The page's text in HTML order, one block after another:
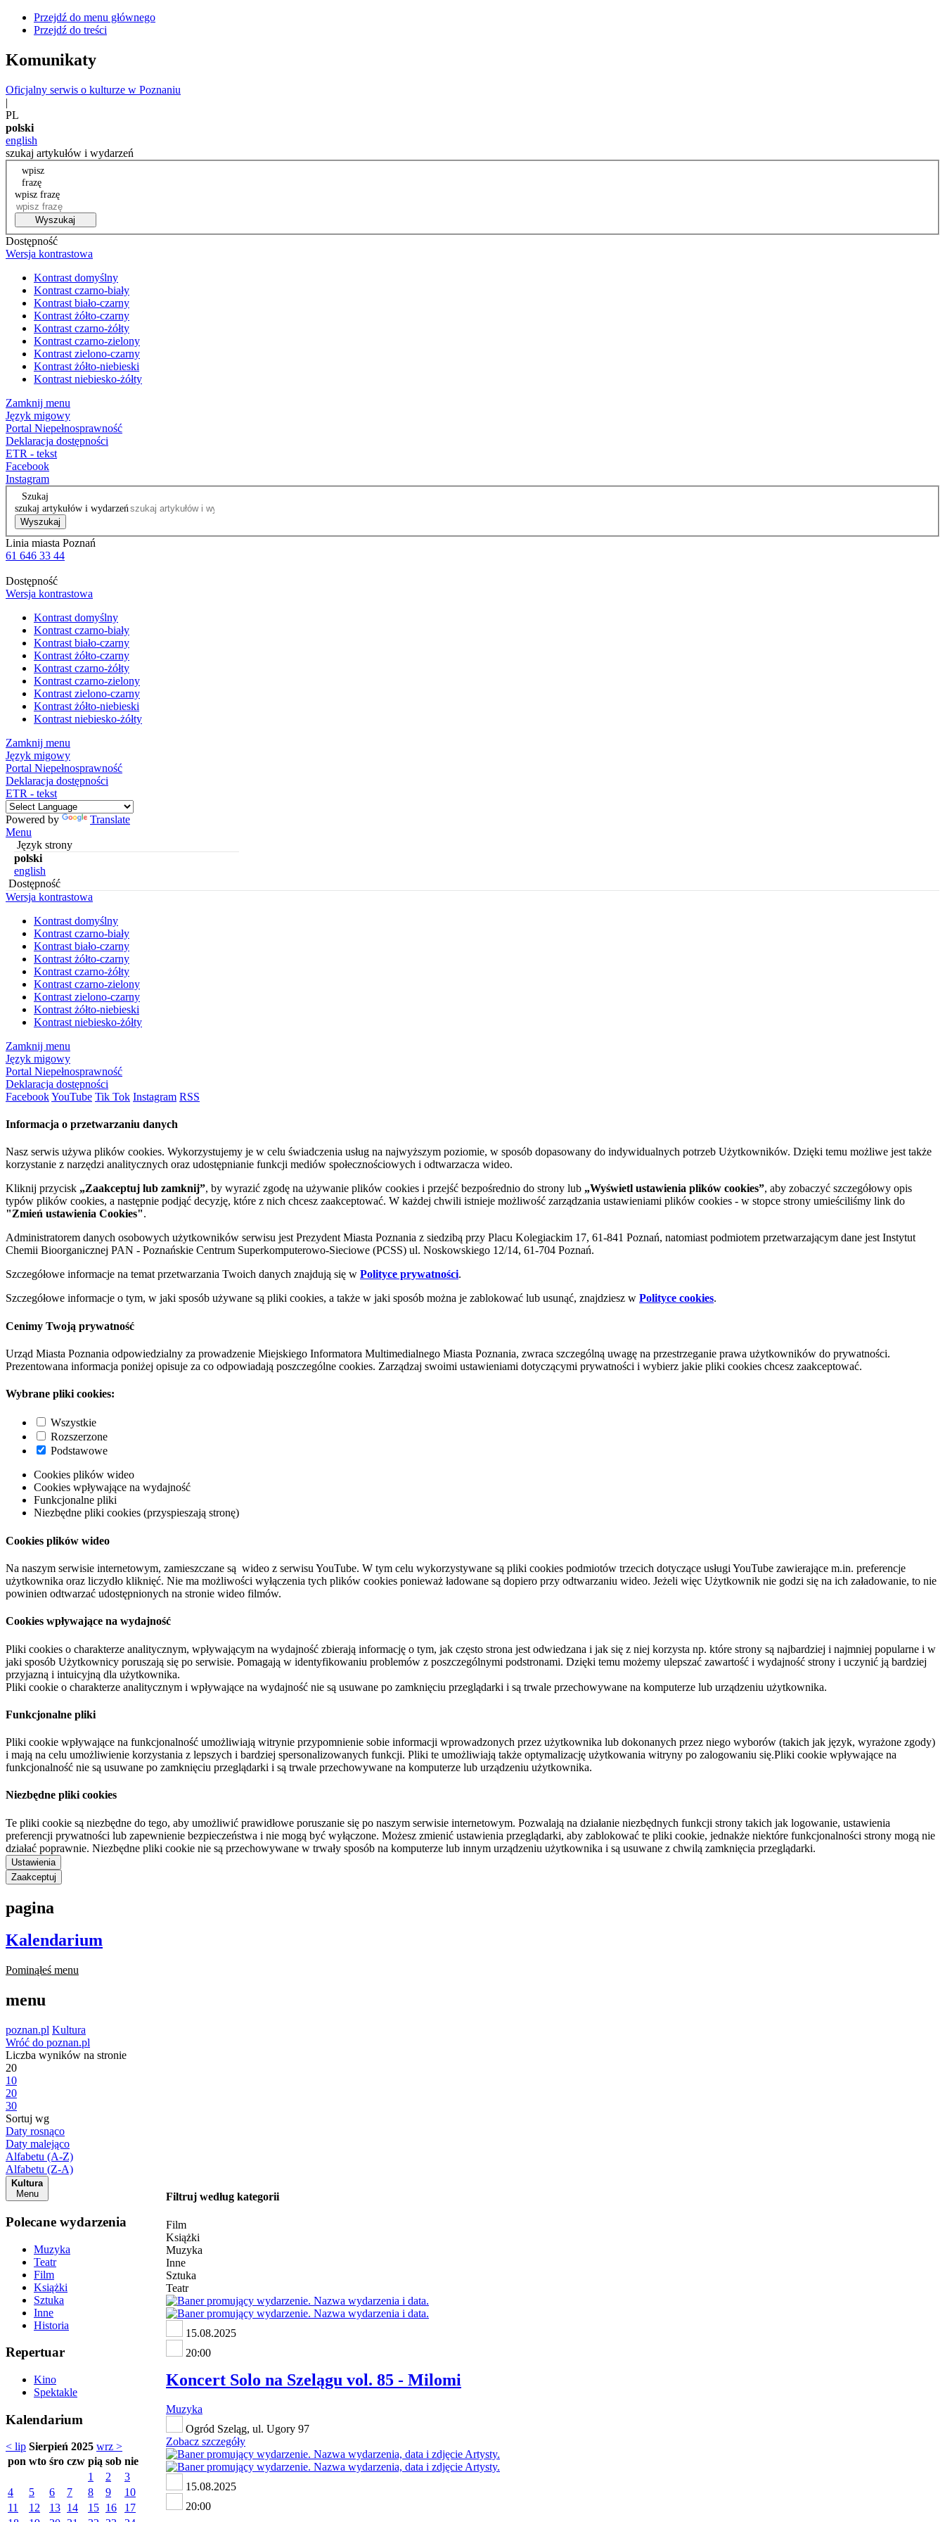
Przejdź do menu głównego
Przejdź do treści
Komunikaty
Oficjalny serwis o kulturze w Poznaniu
|
PL
polski
english
szukaj artykułów i wydarzeń
wpisz
frazę
wpisz frazę
Wyszukaj
Dostępność
Wersja kontrastowa
Kontrast domyślny
Kontrast czarno-biały
Kontrast biało-czarny
Kontrast żółto-czarny
Kontrast czarno-żółty
Kontrast czarno-zielony
Kontrast zielono-czarny
Kontrast żółto-niebieski
Kontrast niebiesko-żółty
Zamknij menu
Język migowy
Portal Niepełnosprawność
Deklaracja dostępności
ETR - tekst
Facebook
Instagram
Szukaj
szukaj artykułów i wydarzeń
Wyszukaj
Linia miasta Poznań
61 646 33 44
Dostępność
Wersja kontrastowa
Kontrast domyślny
Kontrast czarno-biały
Kontrast biało-czarny
Kontrast żółto-czarny
Kontrast czarno-żółty
Kontrast czarno-zielony
Kontrast zielono-czarny
Kontrast żółto-niebieski
Kontrast niebiesko-żółty
Zamknij menu
Język migowy
Portal Niepełnosprawność
Deklaracja dostępności
ETR - tekst
Powered by
Translate
Menu
Język strony
polski
english
Dostępność
Wersja kontrastowa
Kontrast domyślny
Kontrast czarno-biały
Kontrast biało-czarny
Kontrast żółto-czarny
Kontrast czarno-żółty
Kontrast czarno-zielony
Kontrast zielono-czarny
Kontrast żółto-niebieski
Kontrast niebiesko-żółty
Zamknij menu
Język migowy
Portal Niepełnosprawność
Deklaracja dostępności
FacebookYouTube Tik Tok Instagram RSS
Informacja o przetwarzaniu danych
Nasz serwis używa plików cookies. Wykorzystujemy je w celu świadczenia usług na najwyższym poziomie, w sposób dopasowany do indywidualnych potrzeb Użytkowników. Dzięki temu możliwe jest także
korzystanie z narzędzi analitycznych oraz udostępnianie funkcji mediów społecznościowych i odtwarzacza wideo.
Kliknij przycisk „Zaakceptuj lub zamknij”, by wyrazić zgodę na używanie plików cookies i przejść bezpośrednio do strony lub „Wyświetl ustawienia plików cookies”, aby zobaczyć szczegółowy opis
typów plików cookies, a następnie podjąć decyzję, które z nich chcesz zaakceptować. W każdej chwili istnieje możliwość zarządzania ustawieniami plików cookies - w stopce strony umieściliśmy link do
"Zmień ustawienia Cookies".
Administratorem danych osobowych użytkowników serwisu jest Prezydent Miasta Poznania z siedzibą przy Placu Kolegiackim 17, 61-841 Poznań, natomiast podmiotem przetwarzającym dane jest Instytut
Chemii Bioorganicznej PAN - Poznańskie Centrum Superkomputerowo-Sieciowe (PCSS) ul. Noskowskiego 12/14, 61-704 Poznań.
Szczegółowe informacje na temat przetwarzania Twoich danych znajdują się w Polityce prywatności.
Szczegółowe informacje o tym, w jaki sposób używane są pliki cookies, a także w jaki sposób można je zablokować lub usunąć, znajdziesz w Polityce cookies.
Cenimy Twoją prywatność
Urząd Miasta Poznania odpowiedzialny za prowadzenie Miejskiego Informatora Multimedialnego Miasta Poznania, zwraca szczególną uwagę na przestrzeganie prawa użytkowników do prywatności.
Prezentowana informacja poniżej opisuje za co odpowiadają poszczególne cookies. Zarządzaj swoimi ustawieniami dotyczącymi prywatności i wybierz jakie pliki cookies chcesz zaakceptować.
Wybrane pliki cookies:
Wszystkie
Rozszerzone
Podstawowe
Cookies plików wideo
Cookies wpływające na wydajność
Funkcjonalne pliki
Niezbędne pliki cookies (przyspieszają stronę)
Cookies plików wideo
Na naszym serwisie internetowym, zamieszczane są wideo z serwisu YouTube. W tym celu wykorzystywane są pliki cookies podmiotów trzecich dotyczące usługi YouTube zawierające m.in. preferencje
użytkownika oraz liczydło kliknięć. Nie ma możliwości wyłączenia tych plików cookies ponieważ ładowane są dopiero przy odtwarzaniu wideo. Jeżeli więc Użytkownik nie godzi się na ich załadowanie, to nie
powinien odtwarzać udostępnionych na stronie wideo filmów.
Cookies wpływające na wydajność
Pliki cookies o charakterze analitycznym, wpływającym na wydajność zbierają informację o tym, jak często strona jest odwiedzana i jak się z niej korzysta np. które strony są najbardziej i najmniej popularne i w
jaki sposób Użytkownicy poruszają się po serwisie. Pomagają w identyfikowaniu problemów z poszczególnymi podstronami. Dzięki temu możemy ulepszać zawartość i wydajność strony i uczynić ją bardziej
przyjazną i intuicyjną dla użytkownika.
Pliki cookie o charakterze analitycznym i wpływające na wydajność nie są usuwane po zamknięciu przeglądarki i są trwale przechowywane na komputerze lub urządzeniu użytkownika.
Funkcjonalne pliki
Pliki cookie wpływające na funkcjonalność umożliwiają witrynie przypomnienie sobie informacji wprowadzonych przez użytkownika lub dokonanych przez niego wyborów (takich jak język, wyrażone zgody)
i mają na celu umożliwienie korzystania z lepszych i bardziej spersonalizowanych funkcji. Pliki te umożliwiają także optymalizację użytkowania witryny po zalogowaniu się.Pliki cookie wpływające na
funkcjonalność nie są usuwane po zamknięciu przeglądarki i są trwale przechowywane na komputerze lub urządzeniu użytkownika.
Niezbędne pliki cookies
Te pliki cookie są niezbędne do tego, aby umożliwić prawidłowe poruszanie się po naszym serwisie internetowym. Pozwalają na działanie niezbędnych funkcji strony takich jak logowanie, ustawienia
preferencji prywatności lub zapewnienie bezpieczeństwa i nie mogą być wyłączone. Możesz zmienić ustawienia przeglądarki, aby zablokować te pliki cookie, jednakże niektóre funkcjonalności strony mogą nie
działać poprawnie. Niezbędne pliki cookie nie są przechowywane w trwały sposób na komputerze lub innym urządzeniu użytkownika i są usuwane z chwilą zamknięcia przeglądarki.
Ustawienia
Zaakceptuj
pagina
Kalendarium
Pominąłeś menu
menu
poznan.pl Kultura
Wróć do poznan.pl
Liczba wyników na stronie
20
10
20
30
Sortuj wg
Daty rosnąco
Daty malejąco
Alfabetu (A-Z)
Alfabetu (Z-A)
Kultura
Menu
Polecane wydarzenia
Muzyka
Teatr
Film
Książki
Sztuka
Inne
Historia
Repertuar
Kino
Spektakle
Kalendarium
< lip Sierpień 2025 wrz >
pon wto śro czw pią sob nie
1
2
3
4
5 6 7 8 9
10
11
12 13 14 15 16
17
Filtruj według kategorii
Film
Książki
Muzyka
Inne
Sztuka
Teatr
15.08.2025
20:00
Koncert Solo na Szelągu vol. 85 - Milomi
Muzyka
Ogród Szeląg, ul. Ugory 97
Zobacz szczegóły
15.08.2025
20:00